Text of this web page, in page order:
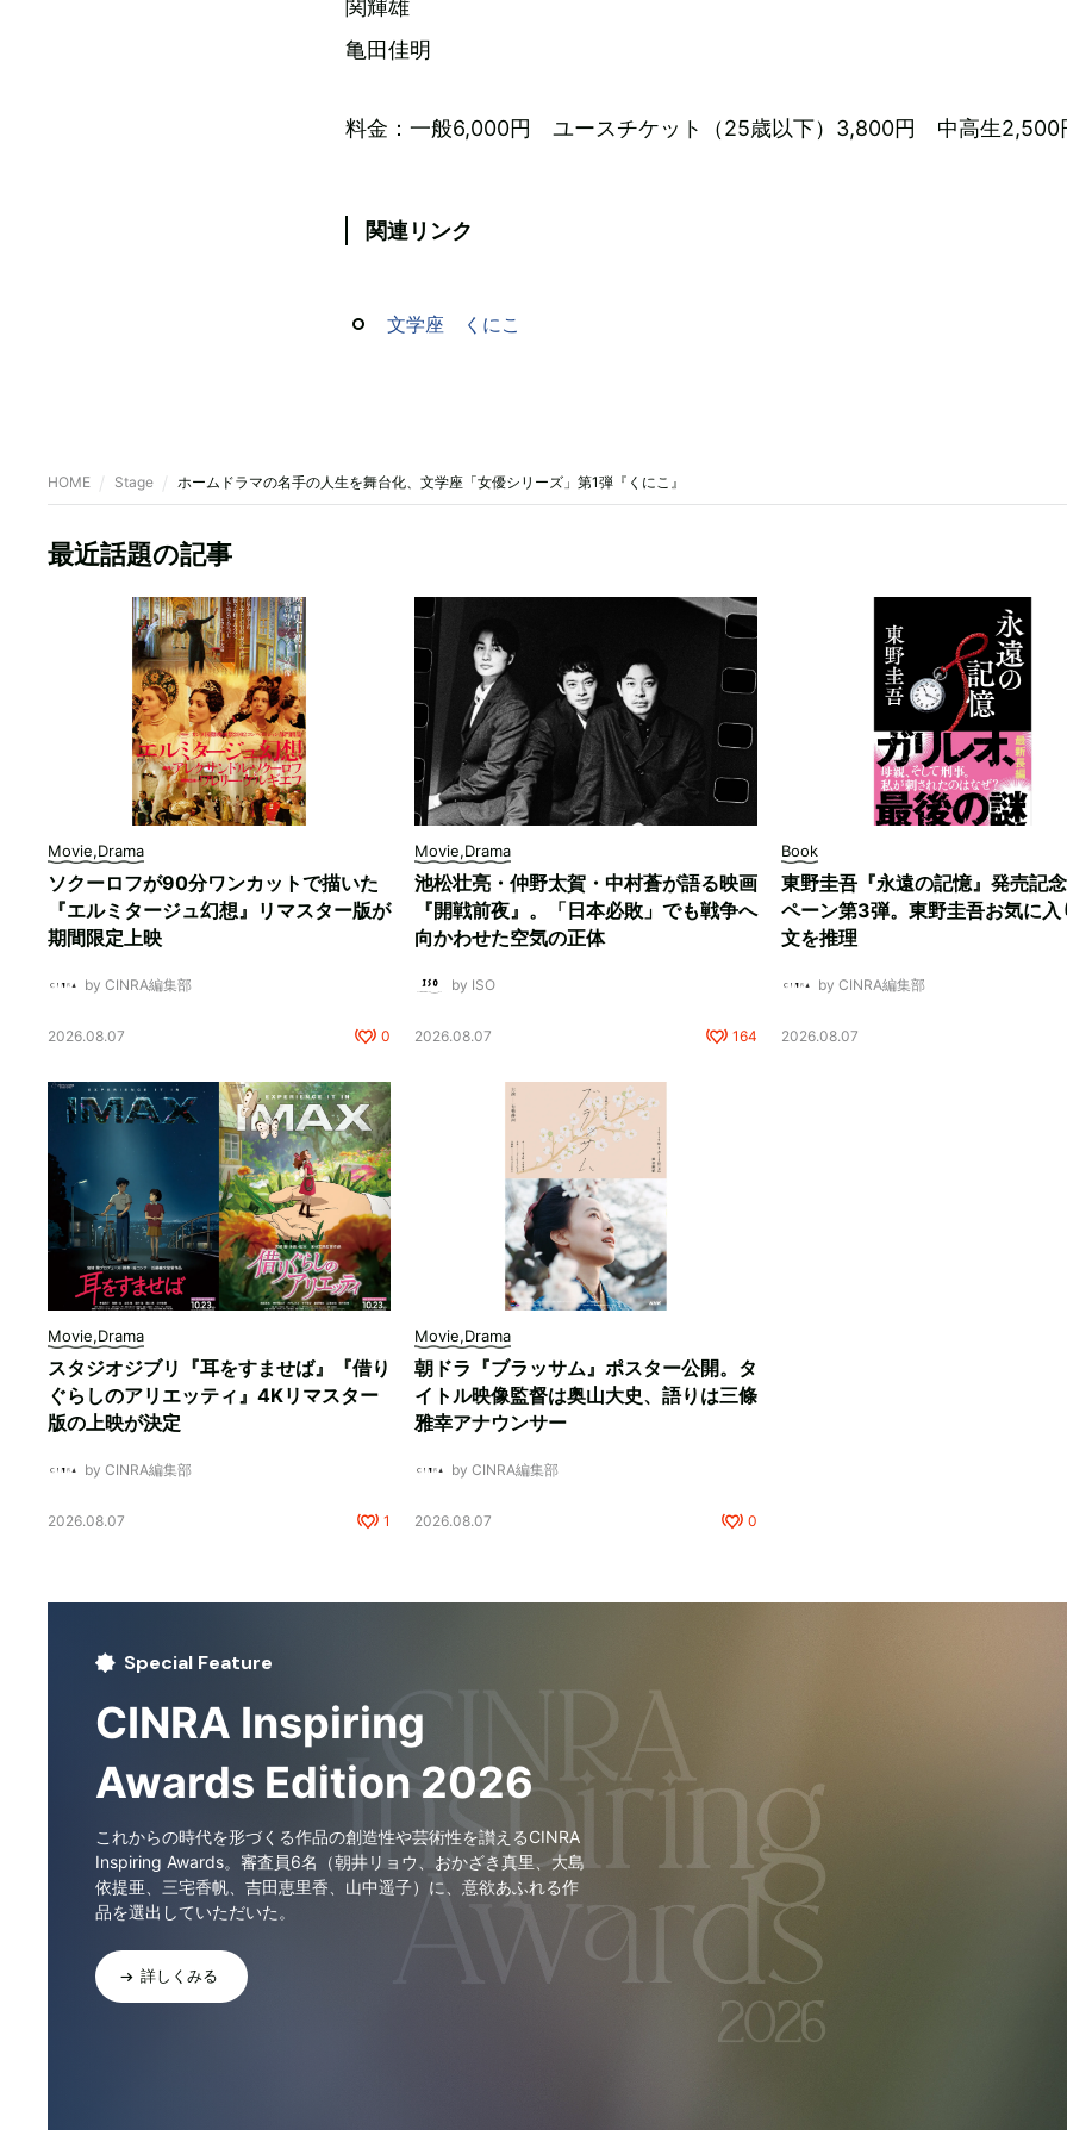
関輝雄
亀田佳明
料金：一般6,000円 ユースチケット（25歳以下）3,800円 中高生2,500
関連リンク
文学座 くにこ
HOME Stage ホームドラマの名手の人生を舞台化、文学座「女優シリーズ」第1弾『くにこ』
最近話題の記事
Movie,Drama
ソクーロフが90分ワンカットで描いた
『エルミタージュ幻想』リマスター版が
期間限定上映
by CINRA編集部
2026.08.07 0
Movie,Drama
池松壮亮・仲野太賀・中村蒼が語る映画
『開戦前夜』。「日本必敗」でも戦争へ
向かわせた空気の正体
by ISO
2026.08.07 164
Book
東野圭吾『永遠の記憶』発売記
ペーン第3弾。東野圭吾お気に入
文を推理
by CINRA編集部
2026.08.07
Movie,Drama
スタジオジブリ『耳をすませば』『借り
ぐらしのアリエッティ』4Kリマスター
版の上映が決定
by CINRA編集部
2026.08.07 1
Movie,Drama
朝ドラ『ブラッサム』ポスター公開。タ
イトル映像監督は奥山大史、語りは三條
雅幸アナウンサー
by CINRA編集部
2026.08.07 0
Special Feature
CINRA Inspiring
Awards Edition 2026
これからの時代を形づくる作品の創造性や芸術性を讃えるCINRA
Inspiring Awards。審査員6名（朝井リョウ、おかざき真里、大島
依提亜、三宅香帆、吉田恵里香、山中遥子）に、意欲あふれる作
品を選出していただいた。
詳しくみる